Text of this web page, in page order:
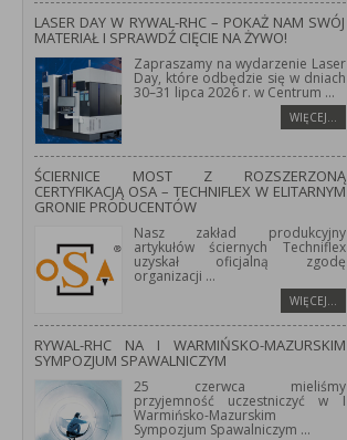
LASER DAY W RYWAL-RHC – POKAŻ NAM SWÓJ
MATERIAŁ I SPRAWDŹ CIĘCIE NA ŻYWO!
Zapraszamy na wydarzenie Laser
Day, które odbędzie się w dniach
30–31 lipca 2026 r. w Centrum ...
WIĘCEJ…
ŚCIERNICE MOST Z ROZSZERZONĄ
CERTYFIKACJĄ OSA – TECHNIFLEX W ELITARNYM
GRONIE PRODUCENTÓW
Nasz zakład produkcyjny
artykułów ściernych Techniflex
uzyskał oficjalną zgodę
organizacji ...
WIĘCEJ…
RYWAL-RHC NA I WARMIŃSKO-MAZURSKIM
SYMPOZJUM SPAWALNICZYM
25 czerwca mieliśmy
przyjemność uczestniczyć w I
Warmińsko-Mazurskim
Sympozjum Spawalniczym ...